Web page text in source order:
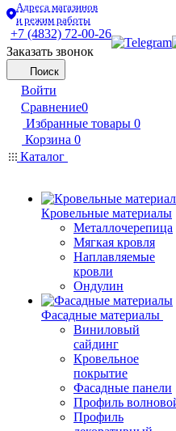
Адреса магазинов
и режим работы
+7 (4832) 72-00-26
Заказать звонок
Поиск
Войти
Сравнение0
Избранные товары 0
Корзина 0
Каталог
Кровельные материалы
Металлочерепица
Мягкая кровля
Наплавляемые
кровли
Ондулин
Фасадные материалы
Виниловый
сайдинг
Кровельное
покрытие
Фасадные панели
Профиль
Профиль